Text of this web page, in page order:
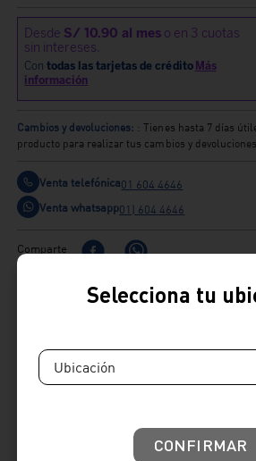
Cambios y devoluciones: : Tienes hasta 7 días
producto para realizar tus cambios y devoluciones.
Venta telefónica01 604 4646
Venta whatsapp01) 604 4646
Comparte
Ficha Técnica
Reseñas
Consideraciones de producto
Selecciona tu
Ubicación
CONFIRMAR